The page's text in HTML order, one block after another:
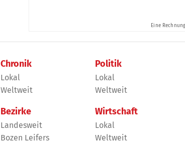
Chronik
Lokal
Weltweit
Bezirke
Landesweit
Bozen Leifers
Politik
Lokal
Weltweit
Wirtschaft
Lokal
Weltweit